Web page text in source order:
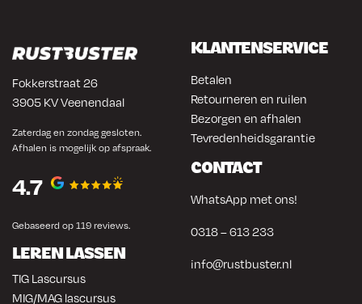
Fokkerstraat 26
3905 KV Veenendaal
Zaterdag en zondag gesloten.
Afhalen is mogelijk op afspraak.
4.7
Gebaseerd op 119 reviews.
LEREN LASSEN
TIG Lascursus
MIG/MAG lascursus
KLANTENSERVICE
Betalen
Retourneren en ruilen
Bezorgen en afhalen
Tevredenheidsgarantie
CONTACT
WhatsApp met ons!
0318 – 613 233
info@rustbuster.nl